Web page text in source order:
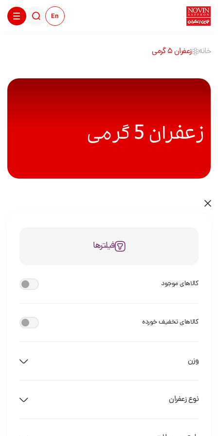
En
خانه زعفران 5 گرمی
زعفران 5 گرمی
فیلترها
کالاهای موجود
کالاهای تخفیف خورده
وزن
نوع زعفران